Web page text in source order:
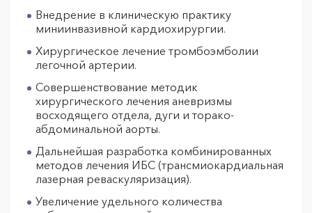
Внедрение в клиническую практику
миниинвазивной кардиохирургии.
Хирургическое лечение тромбоэмболии
легочной артерии.
Совершенствование методик
хирургического лечения аневризмы
восходящего отдела, дуги и торако-
абдоминальной аорты.
Дальнейшая разработка комбинированных
методов лечения ИБС (трансмиокардиальная
лазерная реваскуляризация).
Увеличение удельного количества